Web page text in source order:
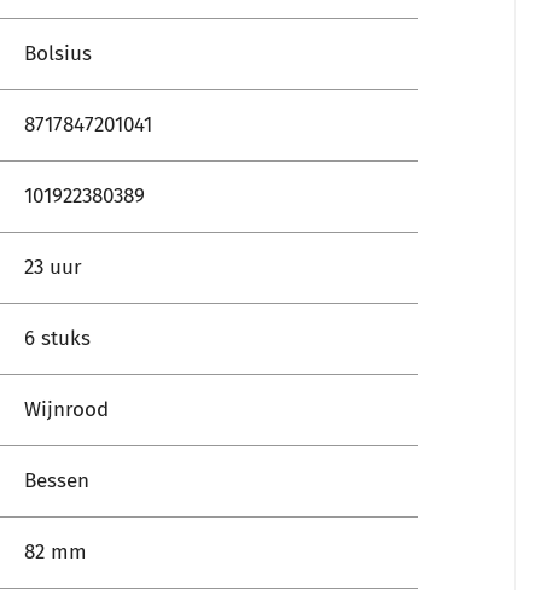
Bolsius
8717847201041
101922380389
23 uur
6 stuks
Wijnrood
Bessen
82 mm